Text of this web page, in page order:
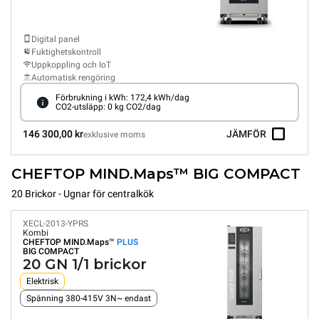
Digital panel
Fuktighetskontroll
Uppkoppling och IoT
Automatisk rengöring
Förbrukning i kWh: 172,4 kWh/dag
CO2-utsläpp: 0 kg CO2/dag
146 300,00 krexklusive moms JÄMFÖR
CHEFTOP MIND.Maps™ BIG COMPACT
20 Brickor - Ugnar för centralkök
XECL-2013-YPRS
Kombi
CHEFTOP MIND.Maps™ PLUS
BIG COMPACT
20 GN 1/1 brickor
Elektrisk
Spänning 380-415V 3N~ endast